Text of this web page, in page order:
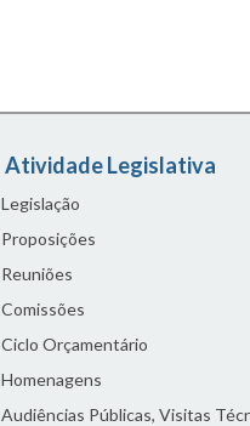
Atividade Legislativa
Legislação
Proposições
Reuniões
Comissões
Ciclo Orçamentário
Homenagens
Audiências Públicas, Visitas